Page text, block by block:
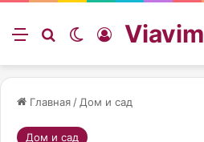
Меню ИскатьSwitch skin
Войти
Viavim
Главная / Дом и сад
Дом и сад